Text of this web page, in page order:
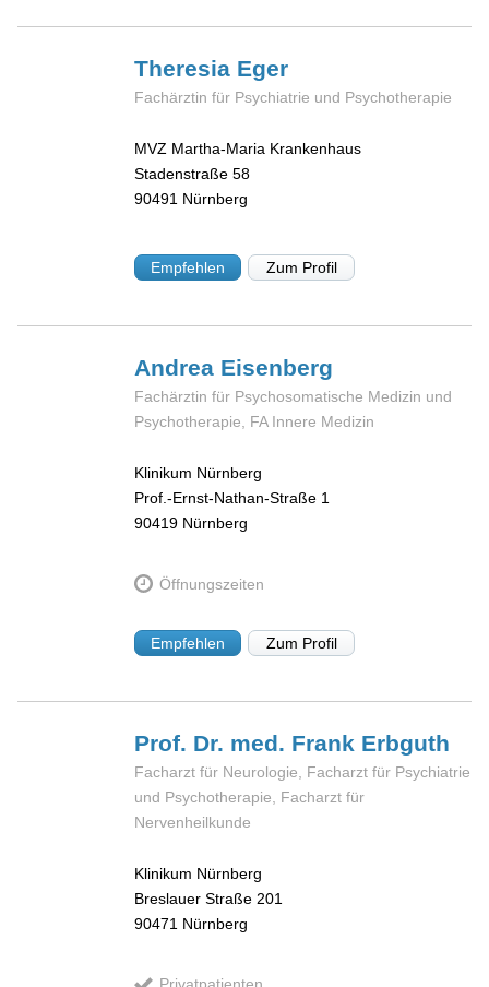
Theresia Eger
Fachärztin für Psychiatrie und Psychotherapie
MVZ Martha-Maria Krankenhaus
Stadenstraße 58
90491 Nürnberg
Empfehlen Zum Profil
Andrea Eisenberg
Fachärztin für Psychosomatische Medizin und
Psychotherapie, FA Innere Medizin
Klinikum Nürnberg
Prof.-Ernst-Nathan-Straße 1
90419 Nürnberg
Öffnungszeiten
Empfehlen Zum Profil
Prof. Dr. med. Frank Erbguth
Facharzt für Neurologie, Facharzt für Psychiatrie
und Psychotherapie, Facharzt für
Nervenheilkunde
Klinikum Nürnberg
Breslauer Straße 201
90471 Nürnberg